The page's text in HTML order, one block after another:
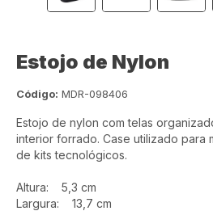
Estojo de Nylon
Código: MDR-098406
Estojo de nylon com telas
interior forrado. Case utilizado para
de kits tecnológicos.
Altura: 5,3 cm
Largura: 13,7 cm